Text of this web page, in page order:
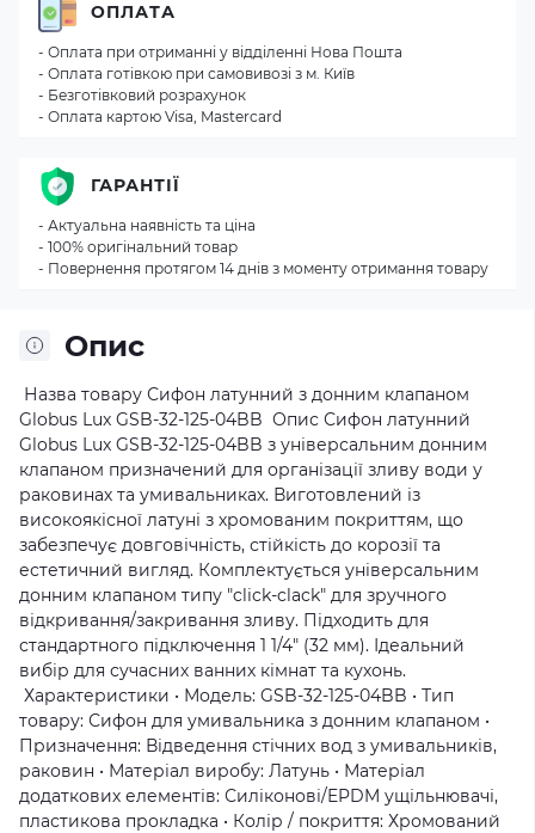
Опис
Назва товару Сифон латунний з донним клапаном
Globus Lux GSB-32-125-04BB Опис Сифон латунний
Globus Lux GSB-32-125-04BB з універсальним донним
клапаном призначений для організації зливу води у
раковинах та умивальниках. Виготовлений із
високоякісної латуні з хромованим покриттям, що
забезпечує довговічність, стійкість до корозії та
естетичний вигляд. Комплектується універсальним
донним клапаном типу "click-clack" для зручного
відкривання/закривання зливу. Підходить для
стандартного підключення 1 1/4" (32 мм). Ідеальний
вибір для сучасних ванних кімнат та кухонь.
Характеристики • Модель: GSB-32-125-04BB • Тип
товару: Сифон для умивальника з донним клапаном •
Призначення: Відведення стічних вод з умивальників,
раковин • Матеріал виробу: Латунь • Матеріал
додаткових елементів: Силіконові/EPDM ущільнювачі,
пластикова прокладка • Колір / покриття: Хромований
ОПЛАТА
- Оплата при отриманні у відділенні Нова Пошта
- Оплата готівкою при самовивозі з м. Київ
- Безготівковий розрахунок
- Оплата картою Visa, Mastercard
ГАРАНТІЇ
- Актуальна наявність та ціна
- 100% оригінальний товар
- Повернення протягом 14 днів з моменту отримання товару